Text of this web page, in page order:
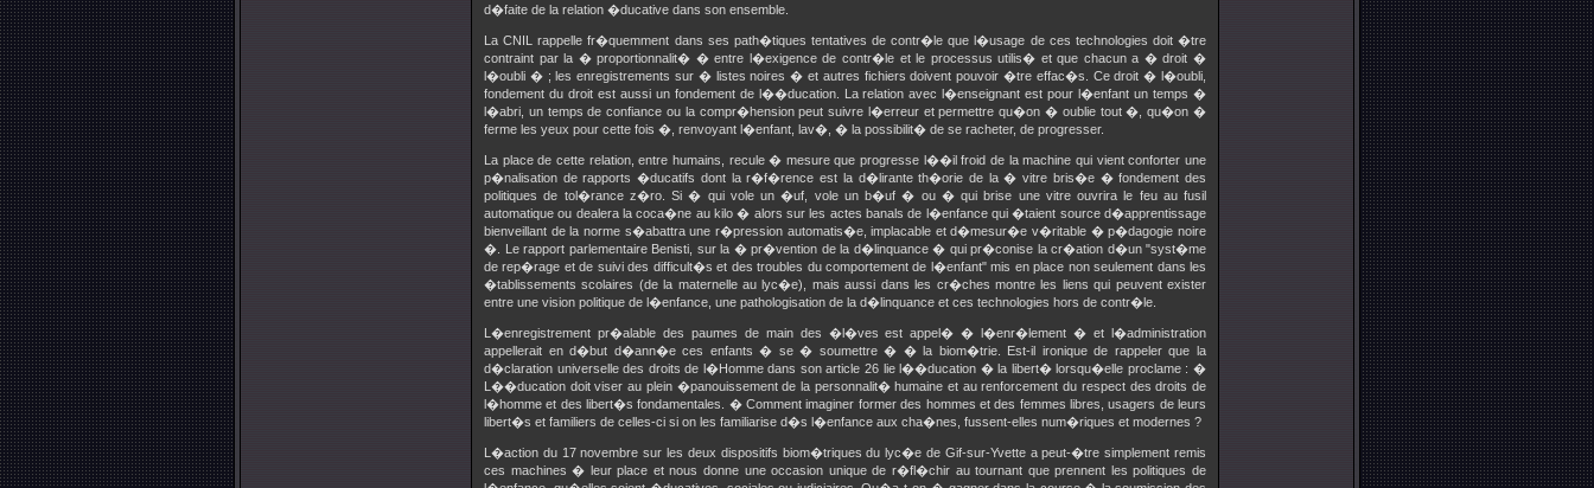
d�faite de la relation �ducative dans son ensemble.
La CNIL rappelle fr�quemment dans ses path�tiques tentatives de contr�le que l�usage de ces technologies doit �tre
contraint par la � proportionnalit� � entre l�exigence de contr�le et le processus utilis� et que chacun a � droit �
l�oubli � ; les enregistrements sur � listes noires � et autres fichiers doivent pouvoir �tre effac�s. Ce droit � l�oubli,
fondement du droit est aussi un fondement de l��ducation. La relation avec l�enseignant est pour l�enfant un temps �
l�abri, un temps de confiance ou la compr�hension peut suivre l�erreur et permettre qu�on � oublie tout �, qu�on �
ferme les yeux pour cette fois �, renvoyant l�enfant, lav�, � la possibilit� de se racheter, de progresser.
La place de cette relation, entre humains, recule � mesure que progresse l��il froid de la machine qui vient conforter une
p�nalisation de rapports �ducatifs dont la r�f�rence est la d�lirante th�orie de la � vitre bris�e � fondement des
politiques de tol�rance z�ro. Si � qui vole un �uf, vole un b�uf � ou � qui brise une vitre ouvrira le feu au fusil
automatique ou dealera la coca�ne au kilo � alors sur les actes banals de l�enfance qui �taient source d�apprentissage
bienveillant de la norme s�abattra une r�pression automatis�e, implacable et d�mesur�e v�ritable � p�dagogie noire
�. Le rapport parlementaire Benisti, sur la � pr�vention de la d�linquance � qui pr�conise la cr�ation d�un "syst�me
de rep�rage et de suivi des difficult�s et des troubles du comportement de l�enfant" mis en place non seulement dans les
�tablissements scolaires (de la maternelle au lyc�e), mais aussi dans les cr�ches montre les liens qui peuvent exister
entre une vision politique de l�enfance, une pathologisation de la d�linquance et ces technologies hors de contr�le.
L�enregistrement pr�alable des paumes de main des �l�ves est appel� � l�enr�lement � et l�administration
appellerait en d�but d�ann�e ces enfants � se � soumettre � � la biom�trie. Est-il ironique de rappeler que la
d�claration universelle des droits de l�Homme dans son article 26 lie l��ducation � la libert� lorsqu�elle proclame : �
L��ducation doit viser au plein �panouissement de la personnalit� humaine et au renforcement du respect des droits de
l�homme et des libert�s fondamentales. � Comment imaginer former des hommes et des femmes libres, usagers de leurs
libert�s et familiers de celles-ci si on les familiarise d�s l�enfance aux cha�nes, fussent-elles num�riques et modernes ?
L�action du 17 novembre sur les deux dispositifs biom�triques du lyc�e de Gif-sur-Yvette a peut-�tre simplement remis
ces machines � leur place et nous donne une occasion unique de r�fl�chir au tournant que prennent les politiques de